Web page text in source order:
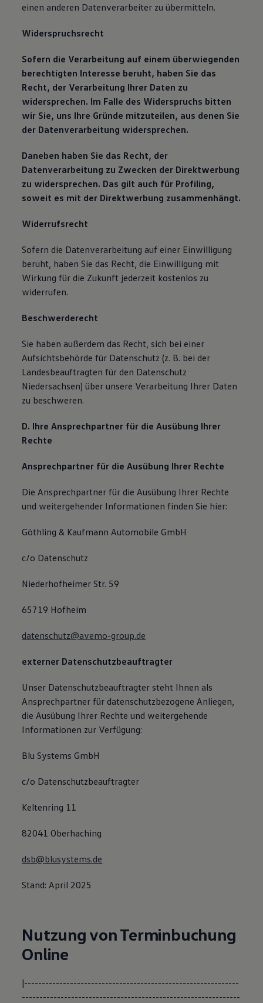
einen anderen Datenverarbeiter zu übermitteln.
Widerspruchsrecht
Sofern die Verarbeitung auf einem überwiegenden
berechtigten Interesse beruht, haben Sie das
Recht, der Verarbeitung Ihrer Daten zu
widersprechen. Im Falle des Widerspruchs bitten
wir Sie, uns Ihre Gründe mitzuteilen, aus denen Sie
der Datenverarbeitung widersprechen.
Daneben haben Sie das Recht, der
Datenverarbeitung zu Zwecken der Direktwerbung
zu widersprechen. Das gilt auch für Profiling,
soweit es mit der Direktwerbung zusammenhängt.
Widerrufsrecht
Sofern die Datenverarbeitung auf einer Einwilligung
beruht, haben Sie das Recht, die Einwilligung mit
Wirkung für die Zukunft jederzeit kostenlos zu
widerrufen.
Beschwerderecht
Sie haben außerdem das Recht, sich bei einer
Aufsichtsbehörde für Datenschutz (z. B. bei der
Landesbeauftragten für den Datenschutz
Niedersachsen) über unsere Verarbeitung Ihrer Daten
zu beschweren.
D. Ihre Ansprechpartner für die Ausübung Ihrer
Rechte
Ansprechpartner für die Ausübung Ihrer Rechte
Die Ansprechpartner für die Ausübung Ihrer Rechte
und weitergehender Informationen finden Sie hier:
Göthling & Kaufmann Automobile GmbH
c/o Datenschutz
Niederhofheimer Str. 59
65719 Hofheim
datenschutz@avemo-group.de
externer Datenschutzbeauftragter
Unser Datenschutzbeauftragter steht Ihnen als
Ansprechpartner für datenschutzbezogene Anliegen,
die Ausübung Ihrer Rechte und weitergehende
Informationen zur Verfügung:
Blu Systems GmbH
c/o Datenschutzbeauftragter
Keltenring 11
82041 Oberhaching
dsb@blusystems.de
Stand: April 2025
Nutzung von Terminbuchung
Online
|---------------------------------------------------------------------------------------------------------------------------------------------------------------------------------------------------------------------------------------------------------------------------------------------------------------------------------------------------------------------------------------------------------------------------------------------------------------------------------------------------------------------------------------------------------------------------------------------------------------------------------------------------------------------------------------------------------------------------------------------------------------------------------------------------------------------------------------------------------------------------------------------------------------------------------------------------------------------------------------------------------------------------------------------------------------------------------------------------------------------------------------------------------------------------------------------------------------------------------------------------------------------------------------------------------------------------------------------------------------------------------------------------------------------------------------------------------------------------------------------------------------------------------------------------------------------------------------------------------------------------------------------------------------------------------------------------------------------------------------------------------------------------------------------------------------------------------------------------------------------------------------------------------------------------------------------------------------------------------------------------------------------------------------------------------------------------------------------------------------------------------------------------------------------------------------------------------------------------------------------------------------------------------------------------------------------------------------------------------------------------------------------------------------------------------------------------------------------------------------------------------------------------------------------------------------------------------------------------------------------------------------------------------------------------------------------------------------------------------------------------------------------------------------------------------------------------------------------------------------------------------------------------------------------------------------------------------------------------------------------------------------------------------------------------------------------------------------------------------------------------------------------------------------------------------------------------------------------------------------------------------------------------------------------------------------------------------------------------------------------------------------------------------------------------------------------------------------------------------------------------------------------------------------------------------------------------------------------------------------------------------------------------------------------------------------------------------------------------------------------------------------------------------------------------------------------------------------------------------------------------------------------------------------------------------------------------------------------------------------------------------------------------------------------------------------------------------------------------------------------------------------------------------------------------------------------------------------------------------------------------------------------------------------------------------------------------------------------------------------------------------------------------------------------------------------------------------------------------------------------------------------------------------------------------------------------------------------------------------------------------------------------------------------------------------------------------------------------------------------------------------------------------------------------------------------------------------------------------------------------------------------------------------------------------------------------------------------------------------------------------------------------------------------------------------------------------------------------------------------------------------------------------------------------------------------------------------------------------------------------------------------------------------------------------------------------------------------------------------------------------------------------------------------------------------------------------------------------------------------------------------------------------------------------------------------------------------------------------------------------------------------------------------------------------------------------------------------------------------------------------------------------------------------------------------------------------------------------------------------------------------------------------------------------------------------------------------------------------------------------------------------------------------------------------------------------------------------------------------------------------------------------------------------------------------------------------------------------------------------------------------------------------------------------------------------------------------------------------------------------------------------------------------------------------------------------------------------------------------------------------------------------------------------------------------------------------------------------------------------------------------------------------------------------------------------------------------------------------------------------------------------------------------------------------------------------------------------------------------------------------------------------------------------------------------------------------------------------------------------------------------------------------------------------------------------------------------------------------------------------------------------------------------------------------------------------------------------------------------------------------------------------------------------------------------------------------------------------------------------------------------------------------------------------------------------------------------------------------------------------------------------------------------------------------------------------------------------------------------------------------------------------------------------------------------------------------------------------------------------------------------------------------------------------------------------------------------------------------------------------------------------------------------------------------------------------------------------------------------------------------------------------------------------------------------------------------------------------------------------------------------------------------------------------------------------------------------------------------------------------------------------------------------------------------------------------------------------------------------------------------------------------------------------------------------------------------------------------------------------------------------------------------------------------------------------------------------------------------------------------------------------------------------------------------------------------------------------------------------------------------------------------------------------------------------------------------------------------------------------------------------------------------------------------------------------------------------------------------------------------------------------------------------------------------------------------------------------------------------------------------------------------------------------------------------------------------------------------------------------------------------------------------------------------------------------------------------------------------------------------------------------------------------------------------------------------------------------------------------------------------------------------------------------------------------------------------------------------------------------------------------------------------------------------------------------------------------------------------------------------------------------------------------------------------------------------------------------------------------------------------------------------------------------------------------------------------------------------------------------------------------------------------------------------------------------------------------------------------------------------------------------------------------------------------------------------------------------------------------------------------------------------------------------------------------------------------------------------------------------------------------------------------------------